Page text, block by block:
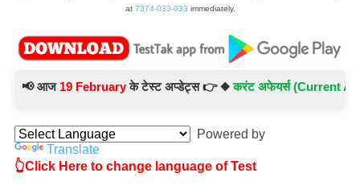
at 7374-033-033 immediately.
📢 आज19 Februaryके टेस्ट अप्डेट्स 👉 ◆करंट अफेयर्स (Current
Powered by
Translate
👆Click Here to change language of Test